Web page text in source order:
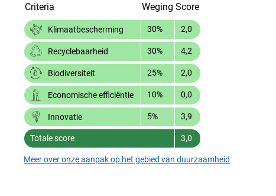
Criteria Weging Score
Klimaatbescherming 30% 2,0
Recyclebaarheid 30% 4,2
Biodiversiteit 25% 2,0
Economische efficiëntie 10% 0,0
Innovatie 5% 3,9
Totale score 3,0
Meer over onze aanpak op het gebied van duurzaamheid